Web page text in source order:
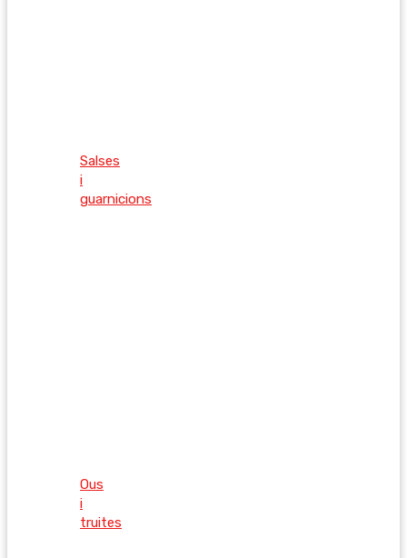
Salses
i
guarnicions
Ous
i
truites